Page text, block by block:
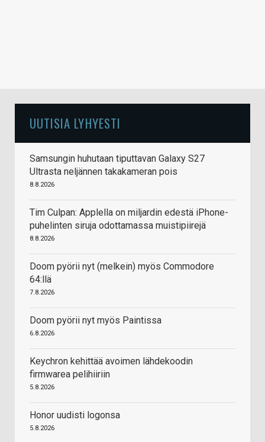
UUTISIA LYHYESTI
Samsungin huhutaan tiputtavan Galaxy S27
Ultrasta neljännen takakameran pois
8.8.2026
Tim Culpan: Applella on miljardin edestä iPhone-
puhelinten siruja odottamassa muistipiirejä
8.8.2026
Doom pyörii nyt (melkein) myös Commodore
64:llä
7.8.2026
Doom pyörii nyt myös Paintissa
6.8.2026
Keychron kehittää avoimen lähdekoodin
firmwarea pelihiiriin
5.8.2026
Honor uudisti logonsa
5.8.2026